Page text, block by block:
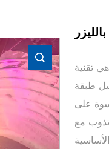
تقنية
طبقة
على
تذوب مع